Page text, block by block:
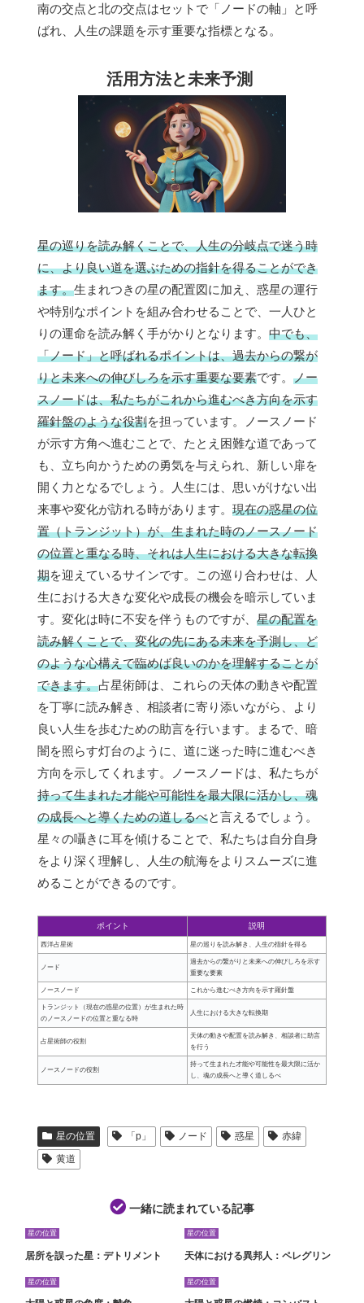
南の交点と北の交点はセットで「ノードの軸」と呼
ばれ、人生の課題を示す重要な指標となる。
活用方法と未来予測
星の巡りを読み解くことで、人生の分岐点で迷う時
に、より良い道を選ぶための指針を得ることができ
ます。生まれつきの星の配置図に加え、惑星の運行
や特別なポイントを組み合わせることで、一人ひと
りの運命を読み解く手がかりとなります。 中でも、
「ノード」と呼ばれるポイントは、過去からの繋が
りと未来への伸びしろを示す重要な要素です。 ノー
スノードは、私たちがこれから進むべき方向を示す
羅針盤のような役割を担っています。ノースノード
が示す方角へ進むことで、たとえ困難な道であって
も、立ち向かうための勇気を与えられ、新しい扉を
開く力となるでしょう。人生には、思いがけない出
来事や変化が訪れる時があります。 現在の惑星の位
置（トランジット）が、生まれた時のノースノード
の位置と重なる時、それは人生における大きな転換
期を迎えているサインです。この巡り合わせは、人
生における大きな変化や成長の機会を暗示していま
す。変化は時に不安を伴うものですが、 星の配置を
読み解くことで、変化の先にある未来を予測し、ど
のような心構えで臨めば良いのかを理解することが
できます。占星術師は、これらの天体の動きや配置
を丁寧に読み解き、相談者に寄り添いながら、より
良い人生を歩むための助言を行います。まるで、暗
闇を照らす灯台のように、道に迷った時に進むべき
方向を示してくれます。ノースノードは、私たちが
持って生まれた才能や可能性を最大限に活かし、魂
の成長へと導くための道しるべと言えるでしょう。
星々の囁きに耳を傾けることで、私たちは自分自身
をより深く理解し、人生の航海をよりスムーズに進
めることができるのです。
ポイント 説明
西洋占星術 星の巡りを読み解き、人生の指針を得る
ノード
過去からの繋がりと未来への伸びしろを示す
重要な要素
ノースノード これから進むべき方向を示す羅針盤
トランジット（現在の惑星の位置）が生まれた時
のノースノードの位置と重なる時
人生における大きな転換期
占星術師の役割
天体の動きや配置を読み解き、相談者に助言
を行う
ノースノードの役割
持って生まれた才能や可能性を最大限に活か
し、魂の成長へと導く道しるべ
星の位置 「p」 ノード 惑星
赤緯
黄道
一緒に読まれている記事
星の位置
居所を誤った星：デトリメント
星の位置
天体における異邦人：ペレグリン
星の位置 星の位置